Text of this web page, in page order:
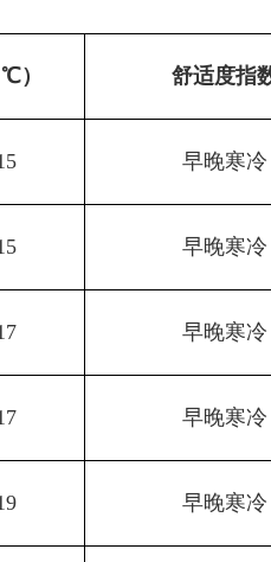
） 舒适度指
早晚寒冷
早晚寒冷
早晚寒冷
早晚寒冷
早晚寒冷